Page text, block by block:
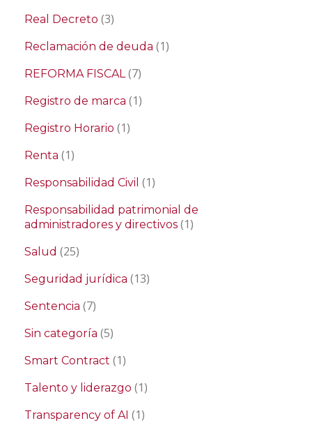
Real Decreto (3)
Reclamación de deuda (1)
REFORMA FISCAL(7)
Registro de marca (1)
Registro Horario (1)
Renta (1)
Responsabilidad Civil (1)
Responsabilidad patrimonial de
administradores y directivos (1)
Salud (25)
Seguridad jurídica (13)
Sentencia (7)
Sin categoría (5)
Smart Contract (1)
Talento y liderazgo (1)
Transparency of AI (1)